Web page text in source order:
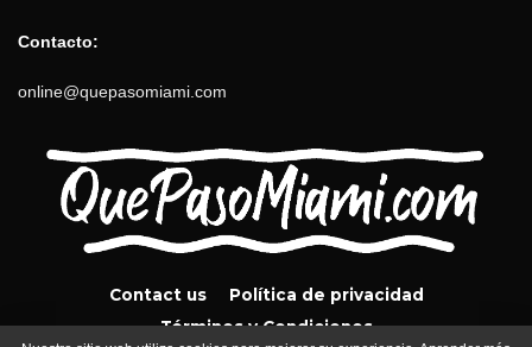
Contacto:
online@quepasomiami.com
Contact us
Política de privacidad
Términos y Condiciones